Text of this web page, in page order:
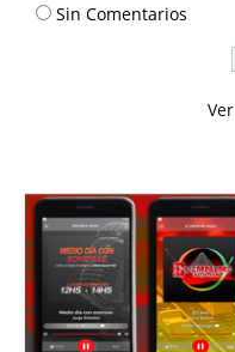
Sin Comentarios